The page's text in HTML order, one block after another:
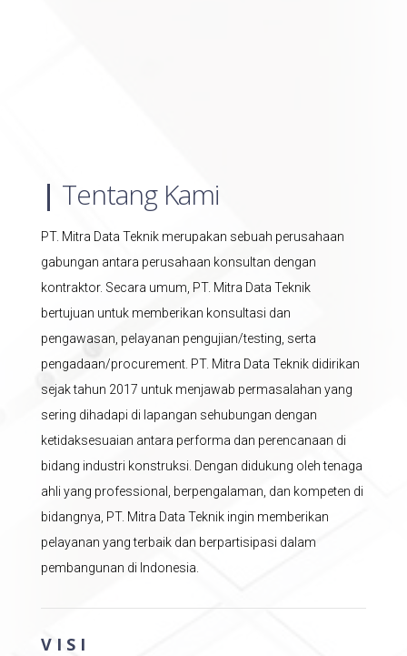
| Tentang Kami
PT. Mitra Data Teknik merupakan sebuah perusahaan
gabungan antara perusahaan konsultan dengan
kontraktor. Secara umum, PT. Mitra Data Teknik
bertujuan untuk memberikan konsultasi dan
pengawasan, pelayanan pengujian/testing, serta
pengadaan/procurement. PT. Mitra Data Teknik didirikan
sejak tahun 2017 untuk menjawab permasalahan yang
sering dihadapi di lapangan sehubungan dengan
ketidaksesuaian antara performa dan perencanaan di
bidang industri konstruksi. Dengan didukung oleh tenaga
ahli yang professional, berpengalaman, dan kompeten di
bidangnya, PT. Mitra Data Teknik ingin memberikan
pelayanan yang terbaik dan berpartisipasi dalam
pembangunan di Indonesia.
VISI